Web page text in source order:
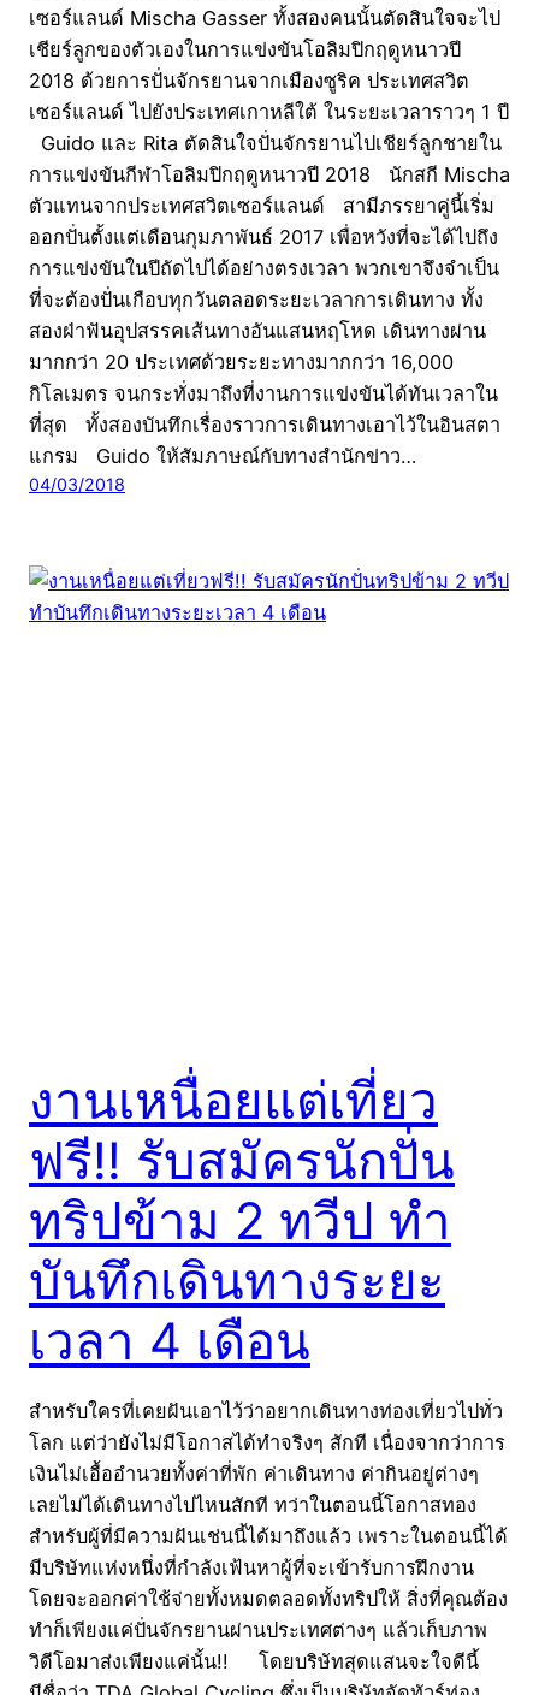
เซอร์แลนด์ Mischa Gasser ทั้งสองคนนั้นตัดสินใจจะไป
เชียร์ลูกของตัวเองในการแข่งขันโอลิมปิกฤดูหนาวปี
2018 ด้วยการปั่นจักรยานจากเมืองซูริค ประเทศสวิต
เซอร์แลนด์ ไปยังประเทศเกาหลีใต้ ในระยะเวลาราวๆ 1 ปี
Guido และ Rita ตัดสินใจปั่นจักรยานไปเชียร์ลูกชายใน
การแข่งขันกีฬาโอลิมปิกฤดูหนาวปี 2018 นักสกี Mischa
ตัวแทนจากประเทศสวิตเซอร์แลนด์ สามีภรรยาคู่นี้เริ่ม
ออกปั่นตั้งแต่เดือนกุมภาพันธ์ 2017 เพื่อหวังที่จะได้ไปถึง
การแข่งขันในปีถัดไปได้อย่างตรงเวลา พวกเขาจึงจำเป็น
ที่จะต้องปั่นเกือบทุกวันตลอดระยะเวลาการเดินทาง ทั้ง
สองฝ่าฟันอุปสรรคเส้นทางอันแสนหฤโหด เดินทางผ่าน
มากกว่า 20 ประเทศด้วยระยะทางมากกว่า 16,000
กิโลเมตร จนกระทั่งมาถึงที่งานการแข่งขันได้ทันเวลาใน
ที่สุด ทั้งสองบันทึกเรื่องราวการเดินทางเอาไว้ในอินสตา
แกรม Guido ให้สัมภาษณ์กับทางสำนักข่าว…
04/03/2018
งานเหนื่อยแต่เที่ยว
ฟรี!! รับสมัครนักปั่น
ทริปข้าม 2 ทวีป ทำ
บันทึกเดินทางระยะ
เวลา 4 เดือน
สำหรับใครที่เคยฝันเอาไว้ว่าอยากเดินทางท่องเที่ยวไปทั่ว
โลก แต่ว่ายังไม่มีโอกาสได้ทำจริงๆ สักที เนื่องจากว่าการ
เงินไม่เอื้ออำนวยทั้งค่าที่พัก ค่าเดินทาง ค่ากินอยู่ต่างๆ
เลยไม่ได้เดินทางไปไหนสักที ทว่าในตอนนี้โอกาสทอง
สำหรับผู้ที่มีความฝันเช่นนี้ได้มาถึงแล้ว เพราะในตอนนี้ได้
มีบริษัทแห่งหนึ่งที่กำลังเฟ้นหาผู้ที่จะเข้ารับการฝึกงาน
โดยจะออกค่าใช้จ่ายทั้งหมดตลอดทั้งทริปให้ สิ่งที่คุณต้อง
ทำก็เพียงแค่ปั่นจักรยานผ่านประเทศต่างๆ แล้วเก็บภาพ
วิดีโอมาส่งเพียงแค่นั้น!! โดยบริษัทสุดแสนจะใจดีนี้